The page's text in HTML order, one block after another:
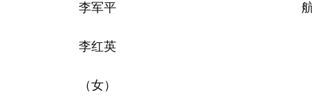
李军平
李红英
（女）